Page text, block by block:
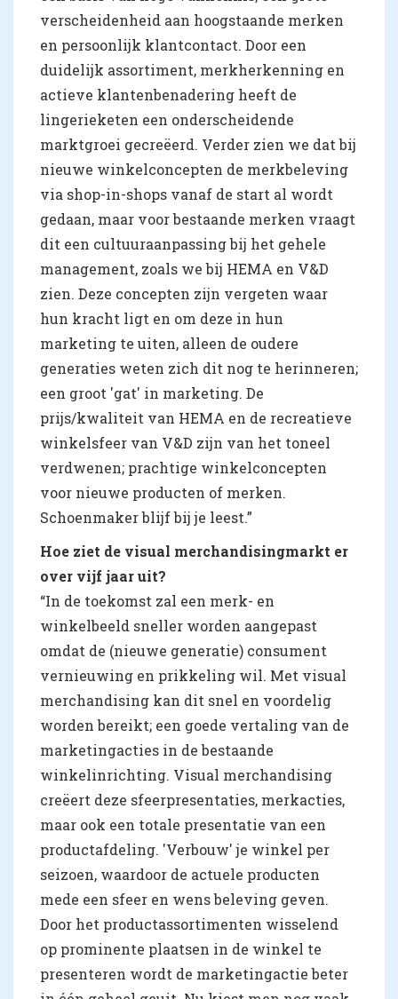
verscheidenheid aan hoogstaande merken
en persoonlijk klantcontact. Door een
duidelijk assortiment, merkherkenning en
actieve klantenbenadering heeft de
lingerieketen een onderscheidende
marktgroei gecreëerd. Verder zien we dat bij
nieuwe winkelconcepten de merkbeleving
via shop-in-shops vanaf de start al wordt
gedaan, maar voor bestaande merken vraagt
dit een cultuuraanpassing bij het gehele
management, zoals we bij HEMA en V&D
zien. Deze concepten zijn vergeten waar
hun kracht ligt en om deze in hun
marketing te uiten, alleen de oudere
generaties weten zich dit nog te herinneren;
een groot 'gat' in marketing. De
prijs/kwaliteit van HEMA en de recreatieve
winkelsfeer van V&D zijn van het toneel
verdwenen; prachtige winkelconcepten
voor nieuwe producten of merken.
Schoenmaker blijf bij je leest.”
Hoe ziet de visual merchandisingmarkt er
over vijf jaar uit?
“In de toekomst zal een merk- en
winkelbeeld sneller worden aangepast
omdat de (nieuwe generatie) consument
vernieuwing en prikkeling wil. Met visual
merchandising kan dit snel en voordelig
worden bereikt; een goede vertaling van de
marketingacties in de bestaande
winkelinrichting. Visual merchandising
creëert deze sfeerpresentaties, merkacties,
maar ook een totale presentatie van een
productafdeling. 'Verbouw' je winkel per
seizoen, waardoor de actuele producten
mede een sfeer en wens beleving geven.
Door het productassortimenten wisselend
op prominente plaatsen in de winkel te
presenteren wordt de marketingactie beter